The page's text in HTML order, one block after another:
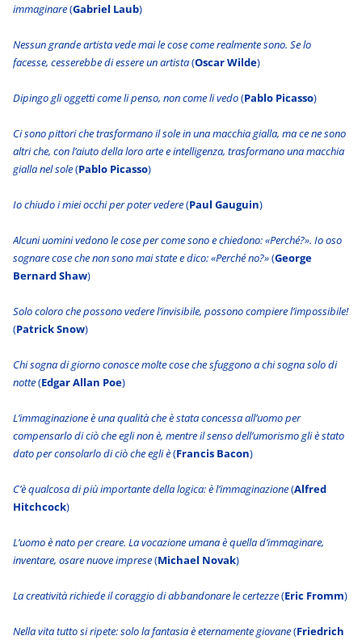
immaginare(Gabriel Laub)
Nessun grande artista vede mai le cose come realmente sono. Se lo
facesse, cesserebbe di essere un artista(Oscar Wilde)
Dipingo gli oggetti come li penso, non come li vedo(Pablo Picasso)
Ci sono pittori che trasformano il sole in una macchia gialla, ma ce ne sono
altri che, con l’aiuto della loro arte e intelligenza, trasformano una macchia
gialla nel sole(Pablo Picasso)
Io chiudo i miei occhi per poter vedere(Paul Gauguin)
Alcuni uomini vedono le cose per come sono e chiedono: «Perché?». Io oso
sognare cose che non sono mai state e dico: «Perché no?»(George
Bernard Shaw)
Solo coloro che possono vedere l’invisibile, possono compiere l’impossibile!
(Patrick Snow)
Chi sogna di giorno conosce molte cose che sfuggono a chi sogna solo di
notte(Edgar Allan Poe)
L’immaginazione è una qualità che è stata concessa all’uomo per
compensarlo di ciò che egli non è, mentre il senso dell’umorismo gli è stato
dato per consolarlo di ciò che egli è(Francis Bacon)
C’è qualcosa di più importante della logica: è l’immaginazione(Alfred
Hitchcock)
L’uomo è nato per creare. La vocazione umana è quella d’immaginare,
inventare, osare nuove imprese(Michael Novak)
La creatività richiede il coraggio di abbandonare le certezze(Eric Fromm)
Nella vita tutto si ripete: solo la fantasia è eternamente giovane(Friedrich